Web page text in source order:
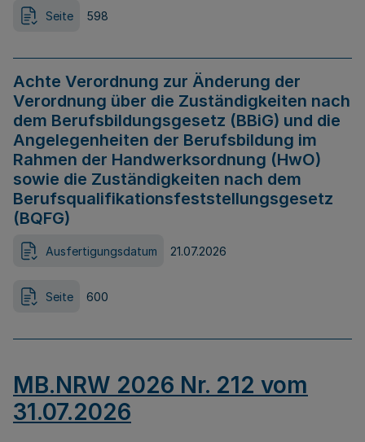
Seite 598
Achte Verordnung zur Änderung der
Verordnung über die Zuständigkeiten nach
dem Berufsbildungsgesetz (BBiG) und die
Angelegenheiten der Berufsbildung im
Rahmen der Handwerksordnung (HwO)
sowie die Zuständigkeiten nach dem
Berufsqualifikationsfeststellungsgesetz
(BQFG)
Ausfertigungsdatum 21.07.2026
Seite 600
MB.NRW 2026 Nr. 212 vom
31.07.2026